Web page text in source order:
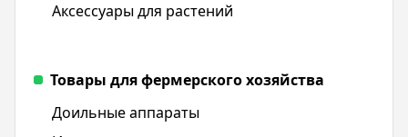
Аксессуары для растений
Товары для фермерского хозяйства
Доильные аппараты